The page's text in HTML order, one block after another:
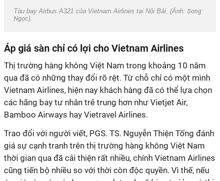
Tàu bay Airbus A321 của Vietnam Airlines tại Nội Bài. (Ảnh: Song
Ngọc).
Áp giá sàn chỉ có lợi cho Vietnam Airlines
Thị trường hàng không Việt Nam trong khoảng 10 năm
qua đã có những thay đổi rõ rệt. Từ chỗ chỉ có một mình
Vietnam Airlines, hiện nay khách hàng đã có thể lựa chọn
các hãng bay tư nhân trẻ trung hơn như Vietjet Air,
Bamboo Airways hay Vietravel Airlines.
Trao đổi với người viết, PGS. TS. Nguyễn Thiện Tống đánh
giá sự cạnh tranh trên thị trường hàng không Việt Nam
thời gian qua đã cải thiện rất nhiều, chính Vietnam Airlines
cũng tiến bộ nhiều so với thời còn độc quyền. Vì thế, nếu